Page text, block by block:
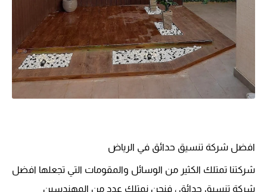
افضل شركة تنسيق حدائق في الرياض
شركتنا تمتلك الكثير من الوسائل والمقومات التي تجعلها افضل
شركة تنسيق حدائق ، فنحن نمتلك عدد من المهندسين